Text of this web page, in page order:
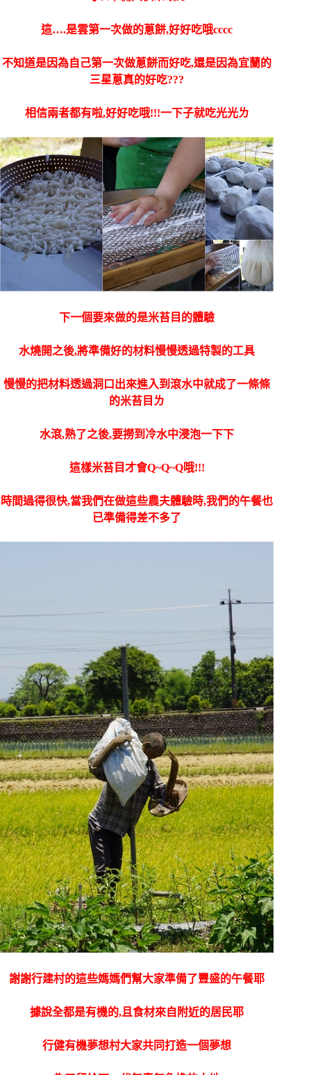
這….是雲第一次做的蔥餅,好好吃哦cccc
不知道是因為自己第一次做蔥餅而好吃,還是因為宜蘭的
三星蔥真的好吃???
相信兩者都有啦,好好吃哦!!!一下子就吃光光ㄌ
下一個要來做的是米苔目的體驗
水燒開之後,將準備好的材料慢慢透過特製的工具
慢慢的把材料透過洞口出來進入到滾水中就成了一條條
的米苔目ㄌ
水滾,熟了之後,要撈到冷水中浸泡一下下
這樣米苔目才會Q~Q~Q哦!!!
時間過得很快,當我們在做這些農夫體驗時,我們的午餐也
已準備得差不多了
謝謝行建村的這些媽媽們幫大家準備了豐盛的午餐耶
據說全都是有機的,且食材來自附近的居民耶
行健有機夢想村大家共同打造一個夢想